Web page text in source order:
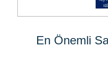
En Önemli